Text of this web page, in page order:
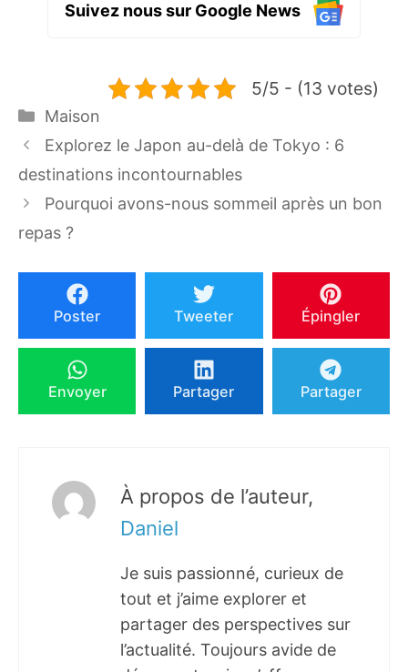
Suivez nous sur Google News
5/5 - (13 votes)
Catégories
Maison
Explorez le Japon au-delà de Tokyo : 6
destinations incontournables
Pourquoi avons-nous sommeil après un bon
repas ?
Poster Tweeter Épingler
Envoyer Partager Partager
À propos de l’auteur,
Daniel
Je suis passionné, curieux de
tout et j’aime explorer et
partager des perspectives sur
l’actualité. Toujours avide de